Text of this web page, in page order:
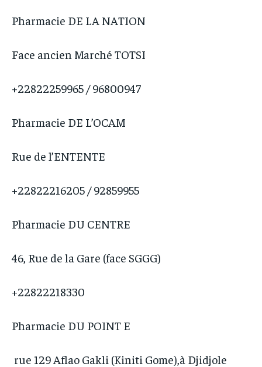
Pharmacie DE LA NATION
Face ancien Marché TOTSI
+22822259965 / 96800947
Pharmacie DE L’OCAM
Rue de l’ENTENTE
+22822216205 / 92859955
Pharmacie DU CENTRE
46, Rue de la Gare (face SGGG)
+22822218330
Pharmacie DU POINT E
rue 129 Aflao Gakli (Kiniti Gome),à Djidjole